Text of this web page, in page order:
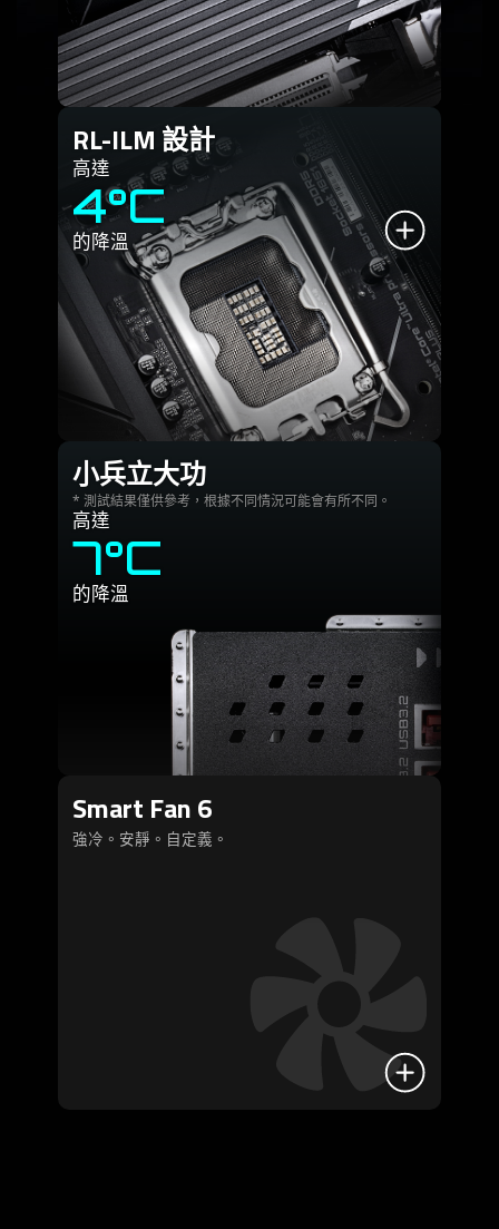
RL-ILM 設計
高達
4°C
的降溫
小兵立大功
* 測試結果僅供參考，根據不同情況可能會有所不同。
高達
7°C
的降溫
Smart Fan 6
強冷。安靜。自定義。